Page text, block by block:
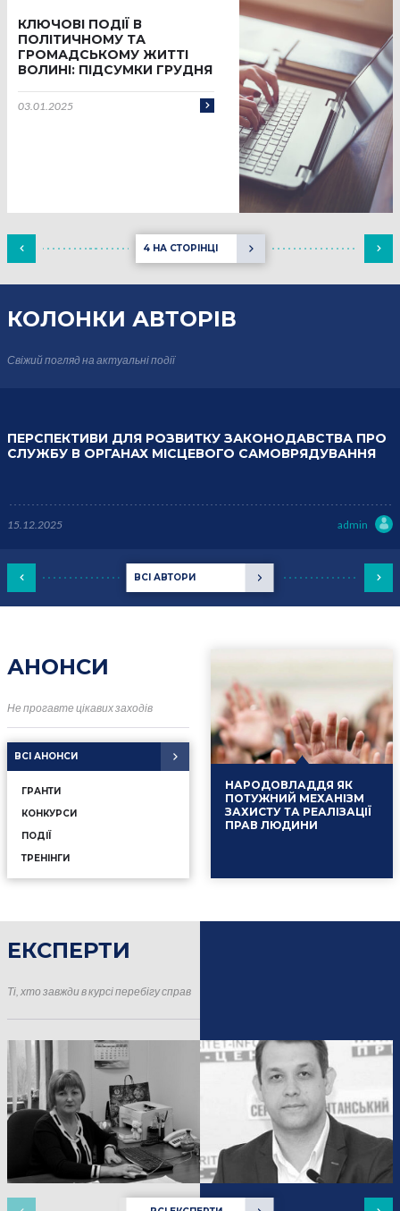
КЛЮЧОВІ ПОДІЇ В
ПОЛІТИЧНОМУ ТА
ГРОМАДСЬКОМУ ЖИТТІ
ВОЛИНІ: ПІДСУМКИ ГРУДНЯ
03.01.2025
4 НА СТОРІНЦІ
КОЛОНКИ АВТОРІВ
Свіжий погляд на актуальні події
ВСІ АВТОРИ
ПЕРСПЕКТИВИ ДЛЯ РОЗВИТКУ ЗАКОНОДАВСТВА ПРО
СЛУЖБУ В ОРГАНАХ МІСЦЕВОГО САМОВРЯДУВАННЯ
15.12.2025 admin
АНОНСИ
Не прогавте цікавих заходів
ВСІ АНОНСИ
ГРАНТИ
КОНКУРСИ
ПОДІЇ
ТРЕНІНГИ
НАРОДОВЛАДДЯ ЯК
ПОТУЖНИЙ МЕХАНІЗМ
ЗАХИСТУ ТА РЕАЛІЗАЦІЇ
ПРАВ ЛЮДИНИ
ЕКСПЕРТИ
Ті, хто завжди в курсі перебігу справ